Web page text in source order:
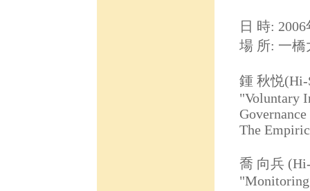
日 時:
場 所: 一橋
鍾 秋悦
"Voluntary
Governance
The
喬 向兵